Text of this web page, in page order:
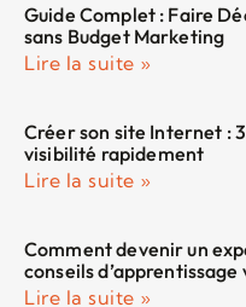
Guide Complet : Faire
sans Budget Marketing
Lire la suite »
Créer son site Internet :
visibilité rapidement
Lire la suite »
Comment devenir un
conseils d’apprentissage
Lire la suite »